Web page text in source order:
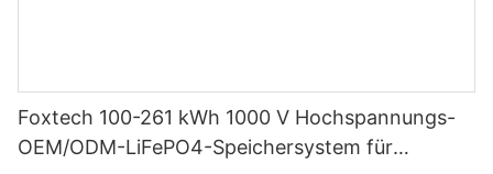
Foxtech 100-261 kWh 1000 V Hochspannungs-
OEM/ODM-LiFePO4-Speichersystem für